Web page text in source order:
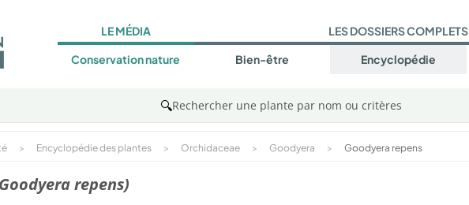
LE MÉDIA
Conservation nature
LES DOSSIERS COMPLETS
Bien-être Encyclopédie
🔍Rechercher une plante par nom ou critères
> Encyclopédie des plantes > Orchidaceae > Goodyera > Goodyera repens
repens)